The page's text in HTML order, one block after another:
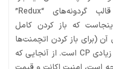
متیک‌های قدیمی را در قالب گردونه‌های “Redux”
که باز کردن کامل
(برای باز کردن اتچمنت‌ها
و ظاهر نهایی)، نیازمند تعداد زیادی CP است. از آنجایی که